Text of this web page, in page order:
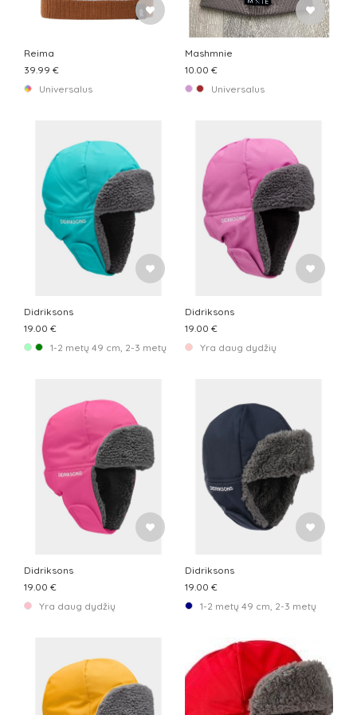
SUKNELĖS (17)
ŠALIKAI IR SKARELĖS
Reima
39.99 €
Universalus
Mashmnie
10.00 €
Universalus
Didriksons
19.00 €
1-2 metų 49 cm, 2-3 metų 51 cm
Didriksons
19.00 €
Yra daug dydžių
Didriksons
19.00 €
Yra daug dydžių
Didriksons
19.00 €
1-2 metų 49 cm, 2-3 metų 51 cm